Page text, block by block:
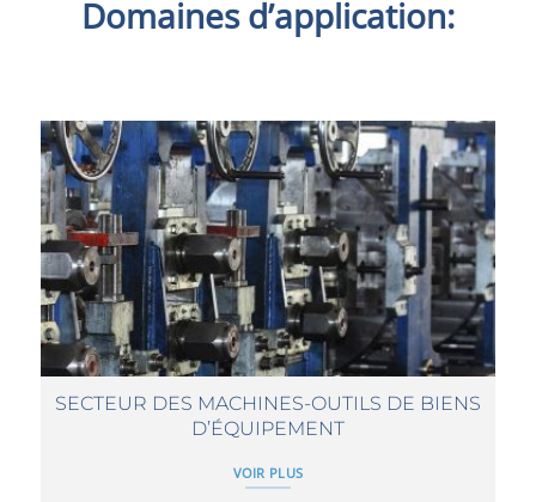
Domaines d’application:
SECTEUR DES MACHINES-OUTILS DE BIENS
D’ÉQUIPEMENT
VOIR PLUS